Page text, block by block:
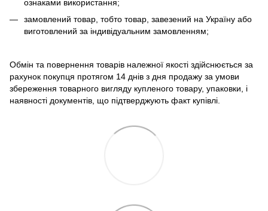
ознаками використання;
замовлений товар, тобто товар, завезений на Україну або
виготовлений за індивідуальним замовленням;
Обмін та повернення товарів належної якості здійснюється за
рахунок покупця протягом 14 днів з дня продажу за умови
збереження товарного вигляду купленого товару, упаковки, і
наявності документів, що підтверджують факт купівлі.